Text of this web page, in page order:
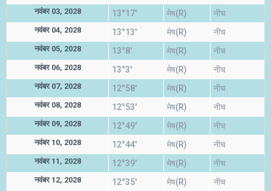
नवंबर 03, 2028 13°17' मेष(R) नीच
नवंबर 04, 2028 13°13' मेष(R) नीच
नवंबर 05, 2028 13°8' मेष(R) नीच
नवंबर 06, 2028 13°3' मेष(R) नीच
नवंबर 07, 2028 12°58' मेष(R) नीच
नवंबर 08, 2028 12°53' मेष(R) नीच
नवंबर 09, 2028 12°49' मेष(R) नीच
नवंबर 10, 2028 12°44' मेष(R) नीच
नवंबर 11, 2028 12°39' मेष(R) नीच
नवंबर 12, 2028 12°35' मेष(R) नीच